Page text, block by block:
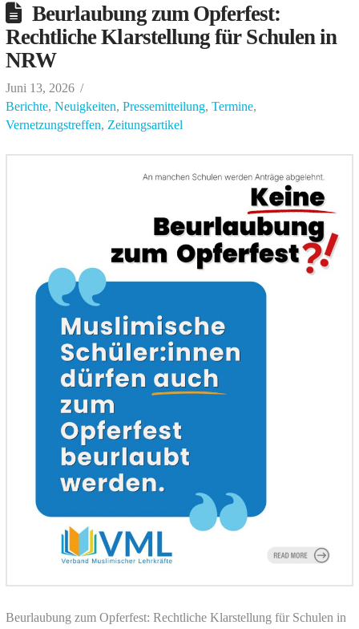
Beurlaubung zum Opferfest:
Rechtliche Klarstellung für Schulen in
NRW
Juni 13, 2026
Berichte, Neuigkeiten, Pressemitteilung, Termine,
Vernetzungstreffen, Zeitungsartikel
Beurlaubung zum Opferfest: Rechtliche Klarstellung für Schulen in